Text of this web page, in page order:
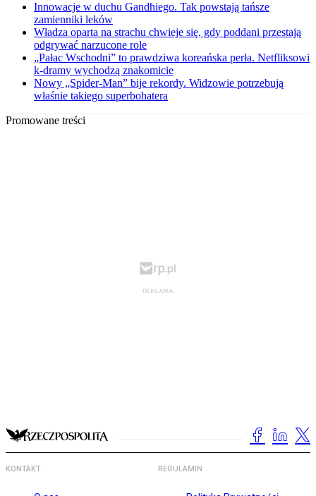
Innowacje w duchu Gandhiego. Tak powstają tańsze
zamienniki leków
Władza oparta na strachu chwieje się, gdy poddani przestają
odgrywać narzucone role
„Pałac Wschodni” to prawdziwa koreańska perła. Netfliksowi
k-dramy wychodzą znakomicie
Nowy „Spider-Man” bije rekordy. Widzowie potrzebują
właśnie takiego superbohatera
Promowane treści
KONTAKT REGULAMIN